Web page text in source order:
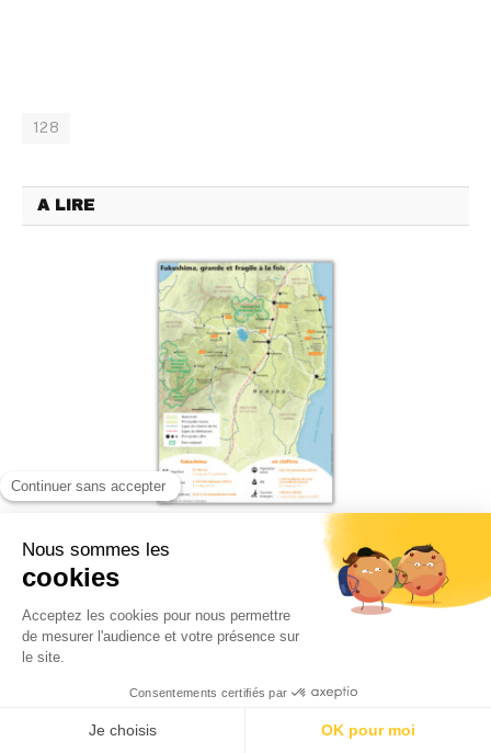
128
A LIRE
Carte de Fukushima
01/03/2023 Par
LIRE LA SUITE